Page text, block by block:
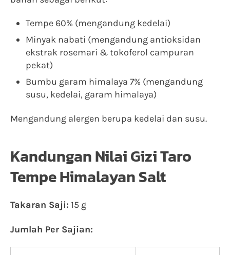
Tempe 60% (mengandung kedelai)
Minyak nabati (mengandung antioksidan
ekstrak rosemari & tokoferol campuran
pekat)
Bumbu garam himalaya 7% (mengandung
susu, kedelai, garam himalaya)
Mengandung alergen berupa kedelai dan susu.
Kandungan Nilai Gizi Taro
Tempe Himalayan Salt
Takaran Saji: 15 g
Jumlah Per Sajian: